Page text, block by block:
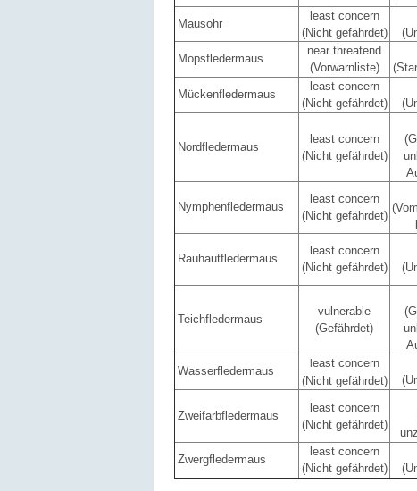
Mausohr
least concern
(Nicht gefährdet)
Mopsfledermaus
near threatend
(Vorwarnliste)
Mückenfledermaus
least concern
(Nicht gefährdet)
Nordfledermaus
least concern
(Nicht gefährdet)
Nymphenfledermaus
least concern
(Nicht gefährdet)
Rauhautfledermaus
least concern
(Nicht gefährdet)
Teichfledermaus
vulnerable
(Gefährdet)
Wasserfledermaus
east concern
(Nicht gefährdet)
Zweifarbfledermaus
least concern
(Nicht gefährdet)
Zwergfledermaus
least concern
(Nicht gefährdet)